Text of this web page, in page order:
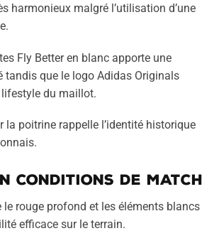
harmonieux malgré l’utilisation d’une
Fly Better en blanc apporte une
tandis que le logo Adidas Originals
lifestyle du maillot.
la poitrine rappelle l’identité historique
conditions de match
le rouge profond et les éléments blancs
efficace sur le terrain.